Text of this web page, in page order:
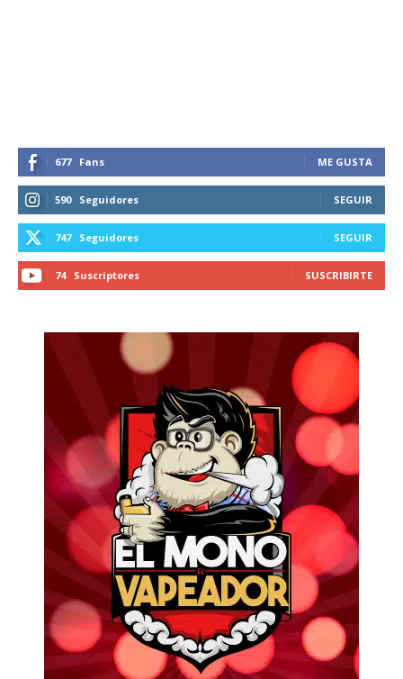
677 Fans ME GUSTA
590 Seguidores SEGUIR
747 Seguidores SEGUIR
74 Suscriptores SUSCRIBIRTE